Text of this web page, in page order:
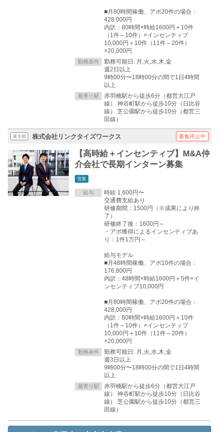
■月80時間稼働、アポ20件の場合：
428,000円
内訳：80時間×時給1600円＋10件
（1件～10件）×インセンティブ
10,000円＋10件（11件～20件）
×20,000円
勤務条件
勤務可能日: 月,火,水,木,金
週2日以上
9時00分〜18時00分の間で1日4時間
以上
最寄り駅
赤羽橋駅から徒歩6分（都営大江戸
線） 神谷町駅から徒歩10分（日比谷
線） 芝公園駅から徒歩10分（都営三
田線）
東京都 株式会社リンクタイズワークス 募集停止中
【高時給＋インセンティブ】M&A仲
介会社で長期インターン募集
営業
給与
時給 1,600円〜
交通費支給あり
研修期間：1500円（※成果により終
了）
研修終了後：1600円～
・アポ獲得によるインセンティブあ
り：1件1万円～
給与モデル
■月48時間稼働、アポ10件の場合：
176,800円
内訳：48時間×時給1600円＋5件×イ
ンセンティブ10,000円
■月80時間稼働、アポ20件の場合：
428,000円
内訳：80時間×時給1600円＋10件
（1件～10件）×インセンティブ
10,000円＋10件（11件～20件）
×20,000円
勤務条件
勤務可能日: 月,火,水,木,金
週3日以上
9時00分〜18時00分の間で1日4時間
以上
最寄り駅
赤羽橋駅から徒歩6分（都営大江戸
線） 神谷町駅から徒歩10分（日比谷
線） 芝公園駅から徒歩10分（都営三
田線）